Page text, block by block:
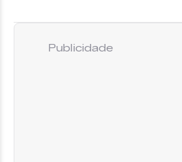
Publicidade